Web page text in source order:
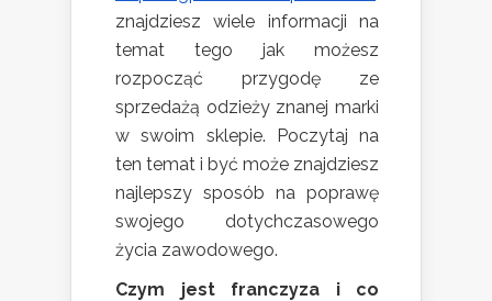
znajdziesz wiele informacji na
temat tego jak możesz
rozpocząć przygodę ze
sprzedażą odzieży znanej marki
w swoim sklepie. Poczytaj na
ten temat i być może znajdziesz
najlepszy sposób na poprawę
swojego dotychczasowego
życia zawodowego.
Czym jest franczyza i co